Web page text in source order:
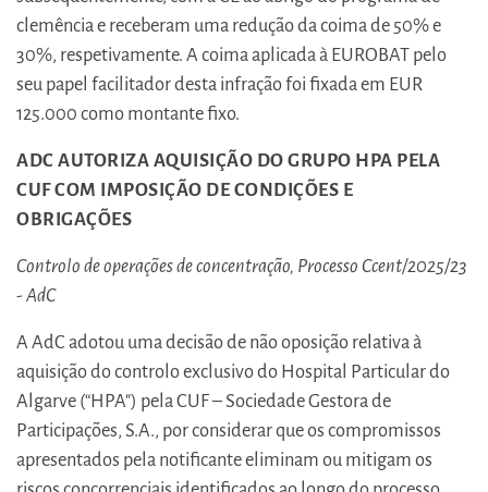
clemência e receberam uma redução da coima de 50% e
30%, respetivamente. A coima aplicada à EUROBAT pelo
seu papel facilitador desta infração foi fixada em EUR
125.000 como montante fixo.
ADC AUTORIZA AQUISIÇÃO DO GRUPO HPA PELA
CUF COM IMPOSIÇÃO DE CONDIÇÕES E
OBRIGAÇÕES
Controlo de operações de concentração, Processo Ccent/2025/23
- AdC
A AdC adotou uma decisão de não oposição relativa à
aquisição do controlo exclusivo do Hospital Particular do
Algarve (“HPA") pela CUF – Sociedade Gestora de
Participações, S.A., por considerar que os compromissos
apresentados pela notificante eliminam ou mitigam os